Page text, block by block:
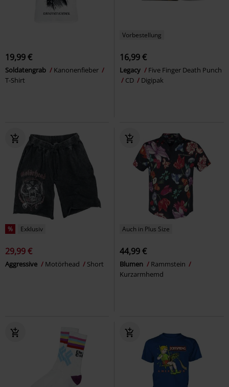
19,99 €
Soldatengrab
Kanonenfieber
T-Shirt
Vorbestellung
16,99 €
Legacy
Five Finger Death Punch
CD
Digipak
% Exklusiv
29,99 €
Aggressive Motörhead Short
Auch in Plus Size
44,99 €
Blumen
Rammstein
Kurzarmhemd